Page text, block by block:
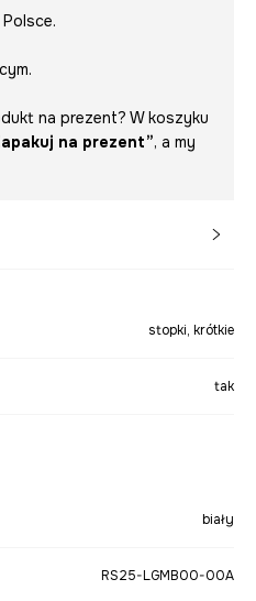
na prezent? W koszyku
na prezent”, a my
stopki, krótkie
tak
biały
RS25-LGMB00-00A